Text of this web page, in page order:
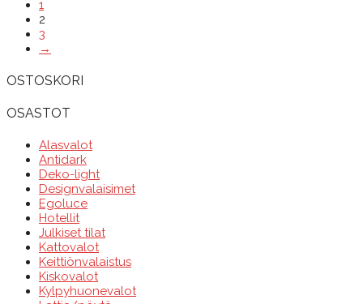
1
2
3
→
OSTOSKORI
OSASTOT
Alasvalot
Antidark
Deko-light
Designvalaisimet
Egoluce
Hotellit
Julkiset tilat
Kattovalot
Keittiönvalaistus
Kiskovalot
Kylpyhuonevalot